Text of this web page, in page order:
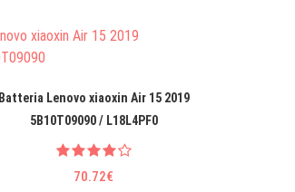
Batteria Lenovo xiaoxin Air 15 2019
5B10T09090 / L18L4PF0
70.72€